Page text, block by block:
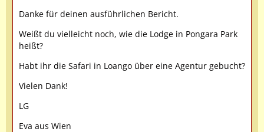
Danke für deinen ausführlichen Bericht.
Weißt du vielleicht noch, wie die Lodge in Pongara Park
heißt?
Habt ihr die Safari in Loango über eine Agentur gebucht?
Vielen Dank!
LG
Eva aus Wien